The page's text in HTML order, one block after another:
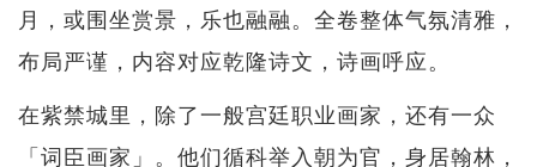
月，或围坐赏景，乐也融融。全卷整体气氛清雅，
布局严谨，内容对应乾隆诗文，诗画呼应。
在紫禁城里，除了一般宫廷职业画家，还有一众
「词臣画家」。他们循科举入朝为官，身居翰林，